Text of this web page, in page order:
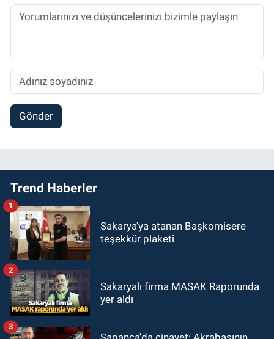
Gönder
Trend Haberler
Sakarya'ya atanan Başkomisere
teşekkür plaketi
1
Sakaryalı firma MASAK Raporunda
yer aldı
2
3